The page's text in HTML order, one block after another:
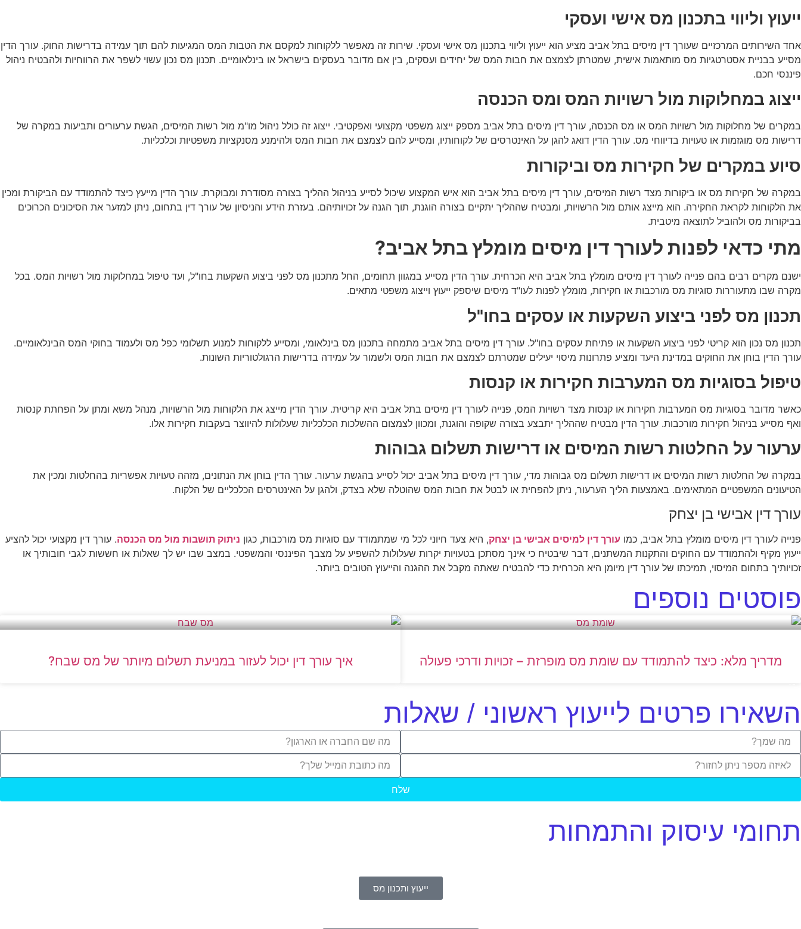
ייעוץ וליווי בתכנון מס אישי ועסקי
אחד השירותים המרכזיים שעורך דין מיסים בתל אביב מציע הוא ייעוץ וליווי בתכנון מס אישי ועסקי. שירות זה מאפשר ללקוחות למקסם את הטבות המס המגיעות להם תוך עמידה בדרישות החוק. עורך הדין
מסייע בבניית אסטרטגיות מס מותאמות אישית, שמטרתן לצמצם את חבות המס של יחידים ועסקים, בין אם מדובר בעסקים בישראל או בינלאומיים. תכנון מס נכון עשוי לשפר את הרווחיות ולהבטיח ניהול
פיננסי חכם.
ייצוג במחלוקות מול רשויות המס ומס הכנסה
במקרים של מחלוקות מול רשויות המס או מס הכנסה, עורך דין מיסים בתל אביב מספק ייצוג משפטי מקצועי ואפקטיבי. ייצוג זה כולל ניהול מו"מ מול רשות המיסים, הגשת ערעורים ותביעות במקרה של
דרישות מס מוגזמות או טעויות בדיווחי מס. עורך הדין דואג להגן על האינטרסים של לקוחותיו, ומסייע להם לצמצם את חבות המס ולהימנע מסנקציות משפטיות וכלכליות.
סיוע במקרים של חקירות מס וביקורות
במקרה של חקירות מס או ביקורות מצד רשות המיסים, עורך דין מיסים בתל אביב הוא איש המקצוע שיכול לסייע בניהול ההליך בצורה מסודרת ומבוקרת. עורך הדין מייעץ כיצד להתמודד עם הביקורת ומכין
את הלקוחות לקראת החקירה. הוא מייצג אותם מול הרשויות, ומבטיח שההליך יתקיים בצורה הוגנת, תוך הגנה על זכויותיהם. בעזרת הידע והניסיון של עורך דין בתחום, ניתן למזער את הסיכונים הכרוכים
בביקורות מס ולהוביל לתוצאה מיטבית.
מתי כדאי לפנות לעורך דין מיסים מומלץ בתל אביב?
ישנם מקרים רבים בהם פנייה לעורך דין מיסים מומלץ בתל אביב היא הכרחית. עורך הדין מסייע במגוון תחומים, החל מתכנון מס לפני ביצוע השקעות בחו"ל, ועד טיפול במחלוקות מול רשויות המס. בכל
מקרה שבו מתעוררות סוגיות מס מורכבות או חקירות, מומלץ לפנות לעו"ד מיסים שיספק ייעוץ וייצוג משפטי מתאים.
תכנון מס לפני ביצוע השקעות או עסקים בחו"ל
תכנון מס נכון הוא קריטי לפני ביצוע השקעות או פתיחת עסקים בחו"ל. עורך דין מיסים בתל אביב מתמחה בתכנון מס בינלאומי, ומסייע ללקוחות למנוע תשלומי כפל מס ולעמוד בחוקי המס הבינלאומיים.
עורך הדין בוחן את החוקים במדינת היעד ומציע פתרונות מיסוי יעילים שמטרתם לצמצם את חבות המס ולשמור על עמידה בדרישות הרגולטוריות השונות.
טיפול בסוגיות מס המערבות חקירות או קנסות
כאשר מדובר בסוגיות מס המערבות חקירות או קנסות מצד רשויות המס, פנייה לעורך דין מיסים בתל אביב היא קריטית. עורך הדין מייצג את הלקוחות מול הרשויות, מנהל משא ומתן על הפחתת קנסות
ואף מסייע בניהול חקירות מורכבות. עורך הדין מבטיח שההליך יתבצע בצורה שקופה והוגנת, ומכוון לצמצום ההשלכות הכלכליות שעלולות להיווצר בעקבות חקירות אלו.
ערעור על החלטות רשות המיסים או דרישות תשלום גבוהות
במקרה של החלטות רשות המיסים או דרישות תשלום מס גבוהות מדי, עורך דין מיסים בתל אביב יכול לסייע בהגשת ערעור. עורך הדין בוחן את הנתונים, מזהה טעויות אפשריות בהחלטות ומכין את
הטיעונים המשפטיים המתאימים. באמצעות הליך הערעור, ניתן להפחית או לבטל את חבות המס שהוטלה שלא בצדק, ולהגן על האינטרסים הכלכליים של הלקוח.
עורך דין אבישי בן יצחק
פנייה לעורך דין מיסים מומלץ בתל אביב, כמו עורך דין למיסים אבישי בן יצחק, היא צעד חיוני לכל מי שמתמודד עם סוגיות מס מורכבות, כגון ניתוק תושבות מול מס הכנסה. עורך דין מקצועי יכול להציע
ייעוץ מקיף ולהתמודד עם החוקים והתקנות המשתנים, דבר שיבטיח כי אינך מסתכן בטעויות יקרות שעלולות להשפיע על מצבך הפיננסי והמשפטי. במצב שבו יש לך שאלות או חששות לגבי חובותיך או
זכויותיך בתחום המיסוי, תמיכתו של עורך דין מיומן היא הכרחית כדי להבטיח שאתה מקבל את ההגנה והייעוץ הטובים ביותר.
פוסטים נוספים
מדריך מלא: כיצד להתמודד עם שומת מס מופרזת – זכויות ודרכי פעולה איך עורך דין יכול לעזור במניעת תשלום מיותר של מס שבח?
השאירו פרטים לייעוץ ראשוני / שאלות
שלח
תחומי עיסוק והתמחות
ייעוץ ותכנון מס